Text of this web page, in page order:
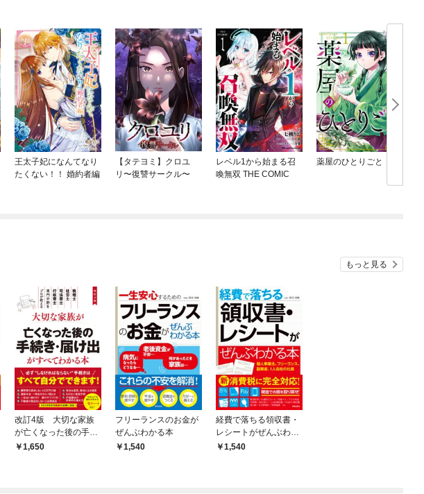
王太子妃になんてなり
たくない！！ 婚約者編
【タテヨミ】クロユ
リ〜復讐サークル〜
レベル1から始まる召
喚無双 THE COMIC
薬屋のひとりごと
もっと見る
改訂4版 大切な家族
が亡くなった後の手続
き・届け出がすべてわ
1,650
フリーランスのお金が
ぜんぶわかる本
1,540
経費で落ちる領収書・
レシートがぜんぶわか
る本1,540